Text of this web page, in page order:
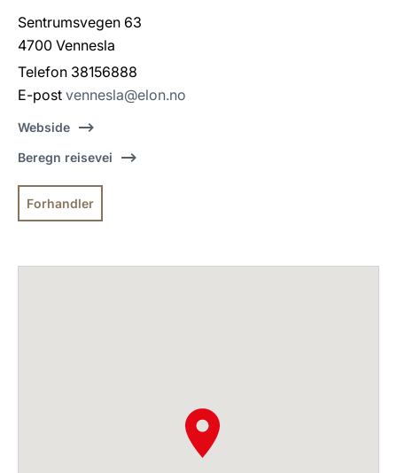
Sentrumsvegen 63
4700 Vennesla
Telefon 38156888
E-post vennesla@elon.no
Webside
Beregn reisevei
Forhandler